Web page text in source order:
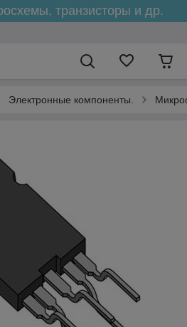
транзисторы и др.
Электронные компоненты.